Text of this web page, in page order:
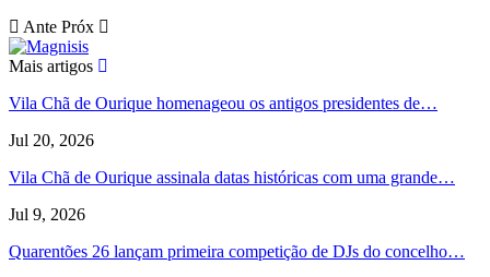
Ante Próx
Mais artigos
Vila Chã de Ourique homenageou os antigos presidentes de…
Jul 20, 2026
Vila Chã de Ourique assinala datas históricas com uma grande…
Jul 9, 2026
Quarentões 26 lançam primeira competição de DJs do concelho…